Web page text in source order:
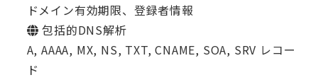
ドメイン有効期限、登録者情報
包括的DNS解析
A, AAAA, MX, NS, TXT, CNAME, SOA, SRV レコー
ド